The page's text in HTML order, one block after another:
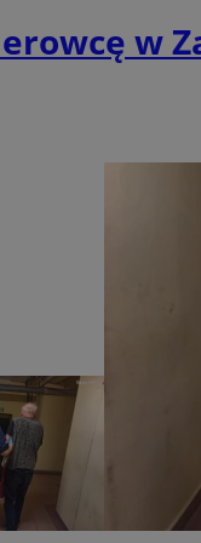
w
QeSessID